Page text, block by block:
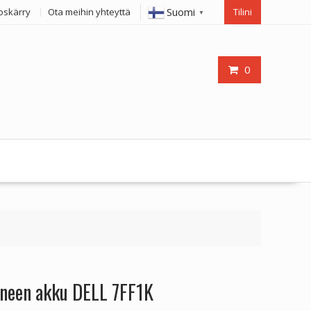
Ota meihin yhteyttä Suomi ▼ Tilini
0
akku DELL 7FF1K